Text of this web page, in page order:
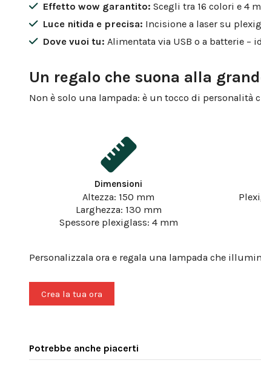
Effetto wow garantito: Scegli tra 16 colori e 4
Luce nitida e precisa: Incisione a laser su
Dove vuoi tu: Alimentata via USB o a batterie –
Un regalo che suona alla
Non è solo una lampada: è un tocco di personalità
Dimensioni
Altezza: 150 mm
Larghezza: 130 mm
Spessore plexiglass: 4 mm
Personalizzala ora e regala una lampada che
Crea la tua ora
Potrebbe anche piacerti